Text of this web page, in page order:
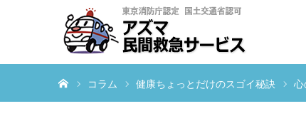
コラム 健康ちょっとだけのスゴイ秘訣 心